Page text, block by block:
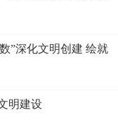
”深化文明创建 绘就
明建设